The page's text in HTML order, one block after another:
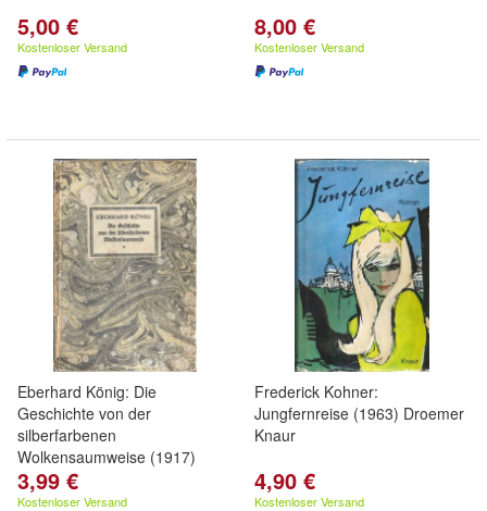
5,00 €
Kostenloser Versand
8,00 €
Kostenloser Versand
Eberhard König: Die
Geschichte von der
silberfarbenen
Wolkensaumweise (1917)
Matthes
3,99 €
Kostenloser Versand
Frederick Kohner:
Jungfernreise (1963) Droemer
Knaur
4,90 €
Kostenloser Versand